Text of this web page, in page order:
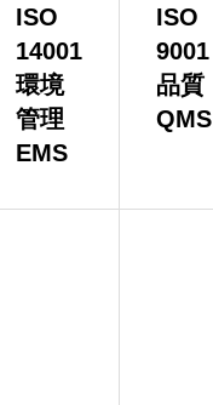
ISO
14001
環境
管理
EMS
ISO
9001
品質
QMS